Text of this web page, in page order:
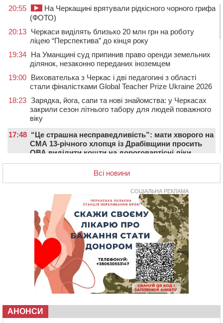
20:55
На Черкащині врятували рідкісного чорного грифа
(ФОТО)
20:13 Черкаси виділять близько 20 млн грн на роботу
ліцею “Перспектива” до кінця року
19:34 На Уманщині суд припинив право оренди земельних
ділянок, незаконно переданих іноземцем
19:00 Вихователька з Черкас і дві педагогині з області
стали фіналістками Global Teacher Prize Ukraine 2026
18:23 Зарядка, йога, сапи та нові знайомства: у Черкасах
закрили сезон літнього табору для людей поважного
віку
17:48 “Це страшна несправедливість”: мати хворого на
СМА 13-річного хлопця із Драбівщини просить
ОВА виділити кошти на дороговартісні ліки
На Уманщині судитимуть колишню очільницю відділу
освіти через закупівлю електрики за завищеною
У Черкасах провели в останню путь двох
загиблих воїнів
До 1 вересня у Черкасах оновлюють дорожню
розмітку біля навчальних закладів (ФОТОФАКТ)
На честь загиблого захисника і чемпіона світу в
Черкасах відкрили спортивно-реабілітаційний центр
На Звенигородщині, попри заборону міськради,
проведуть “Ше.Fest”
роботі електромереж та комунальних служб
14:02 На Черкащині намолотили перший мільйон тонн
Всі новини
СОЦІАЛЬНА РЕКЛАМА
АНОНСИ